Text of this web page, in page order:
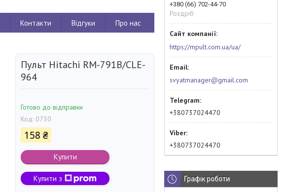
Контакти Відгуки Про нас
Пульт Hitachi RM-791B/CLE-
964
Готово до відправки
Код: 0730
158 ₴
Купити
Купити з
+380 (66) 702-44-70
Роздріб
https://mpult.com.ua/ua/
svyatmanager@gmail.com
+380737024470
+380737024470
Графік роботи